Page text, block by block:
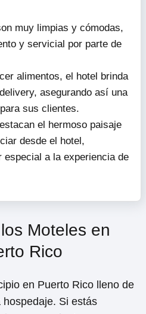
remodeladas y su
muy limpias y cómodas,
alimentos, el hotel brinda